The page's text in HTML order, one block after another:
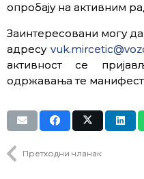
опробају на активним
Заинтересовани могу
адресу
активност се
одржавања те
Претходни чланак